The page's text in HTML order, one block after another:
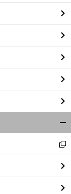
る
閉
る
新
し
い
ウ
ィ